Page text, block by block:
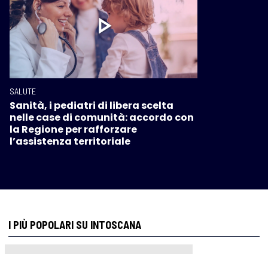
SALUTE
Sanità, i pediatri di libera scelta
nelle case di comunità: accordo con
la Regione per rafforzare
l’assistenza territoriale
I PIÙ POPOLARI SU INTOSCANA